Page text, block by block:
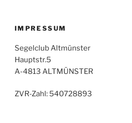
IMPRESSUM
Segelclub Altmünster
Hauptstr.5
A-4813 ALTMÜNSTER
ZVR-Zahl: 540728893